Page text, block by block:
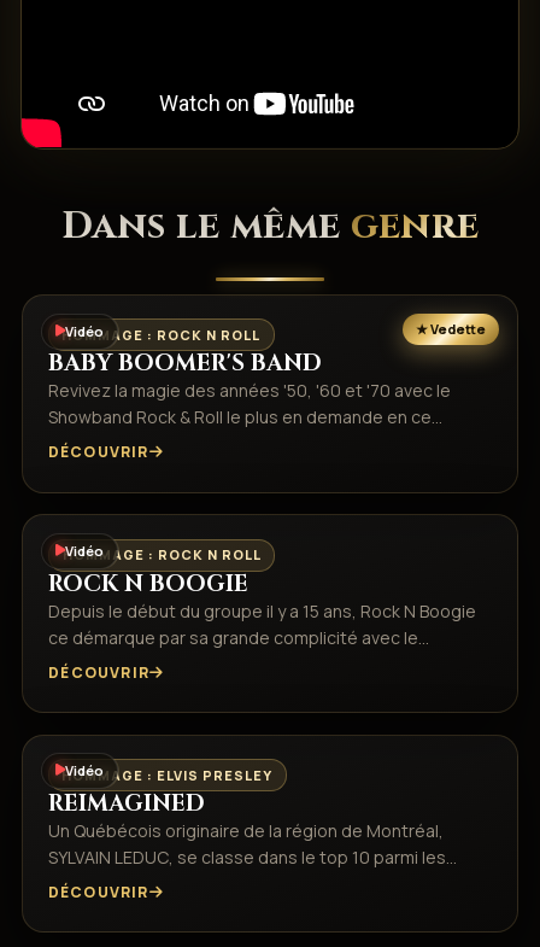
Dans le même genre
Vidéo
HOMMAGE : ROCK N ROLL
BABY BOOMER'S BAND
Revivez la magie des années '50, '60 et '70 avec le
Showband Rock & Roll le plus en demande en ce…
DÉCOUVRIR
Vidéo
HOMMAGE : ROCK N ROLL
ROCK N BOOGIE
Depuis le début du groupe il y a 15 ans, Rock N Boogie
ce démarque par sa grande complicité avec le…
DÉCOUVRIR
Vidéo
HOMMAGE : ELVIS PRESLEY
REIMAGINED
Un Québécois originaire de la région de Montréal,
SYLVAIN LEDUC, se classe dans le top 10 parmi les…
DÉCOUVRIR